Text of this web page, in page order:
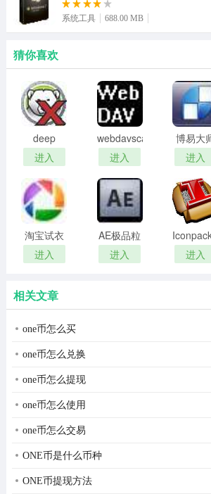
主要面向创建、转换、编辑、提取和
的网络没有被限制。新版的nero刻录软
还提供windowsvistasidebar的工具帮
加的强大。
用，包含了非常多的光盘刻录功能，
制、抓去音频、管理iso映像、比较光盘
音乐光盘、数据光盘和启动光盘。
这么多的功能放在一起仅有1.25mb，体
靠性不算高，所以小编建议各位刻盘时
速度，否则容易飞盘。
系统工具 688.00 MB
猜你喜欢
deep
freeze
password
remover(冰
点还原密
码清除器)
进入
webdavscan
客户端
(web漏洞
扫描软件)
进入
博易大
资管版
进入
淘宝试衣
服软件
进入
AE极品粒
子插件
(Trapcode
进入
中文补丁
进入
相关文章
one币怎么买
one币怎么兑换
one币怎么提现
one币怎么使用
one币怎么交易
ONE币是什么币种
ONE币提现方法